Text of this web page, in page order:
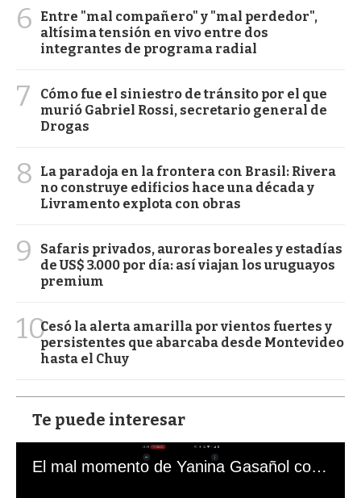
6
Entre "mal compañero" y "mal perdedor",
altísima tensión en vivo entre dos
integrantes de programa radial
7
Cómo fue el siniestro de tránsito por el que
murió Gabriel Rossi, secretario general de
Drogas
8
La paradoja en la frontera con Brasil: Rivera
no construye edificios hace una década y
Livramento explota con obras
9
Safaris privados, auroras boreales y estadías
de US$ 3.000 por día: así viajan los uruguayos
premium
10Cesó la alerta amarilla por vientos fuertes y
persistentes que abarcaba desde Montevideo
hasta el Chuy
Te puede interesar
El mal momento de Yanina Gasañol con un hincha argentino en "Subrayado"